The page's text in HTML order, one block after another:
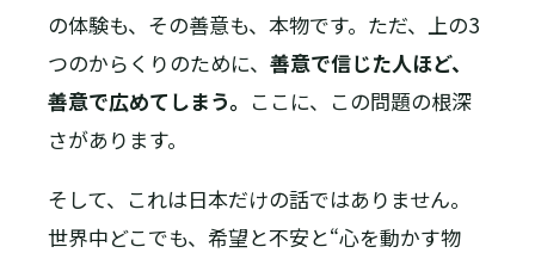
の体験も、その善意も、本物です。ただ、上の3
つのからくりのために、 善意で信じた人ほど、
善意で広めてしまう。 ここに、この問題の根深
さがあります。
そして、これは日本だけの話ではありません。
世界中どこでも、希望と不安と“心を動かす物